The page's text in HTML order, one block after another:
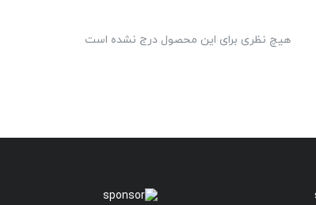
هیچ نظری برای این محصول درج نشده است